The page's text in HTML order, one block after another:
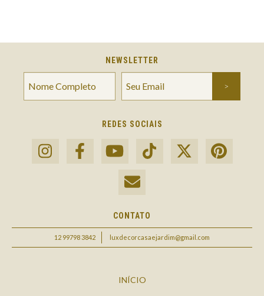
NEWSLETTER
REDES SOCIAIS
CONTATO
12 99798 3842 luxdecorcasaejardim@gmail.com
INÍCIO